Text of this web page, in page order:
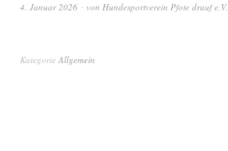
4. Januar 2026 von Hundesportverein Pfote drauf e.V.
Kategorie Allgemein